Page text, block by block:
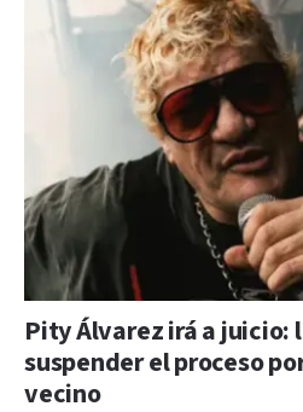
Pity Álvarez irá a juicio:
suspender el proceso
vecino